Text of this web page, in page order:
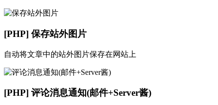
[PHP] 保存站外图片
自动将文章中的站外图片保存在网站上
[PHP] 评论消息通知(邮件+Server酱)